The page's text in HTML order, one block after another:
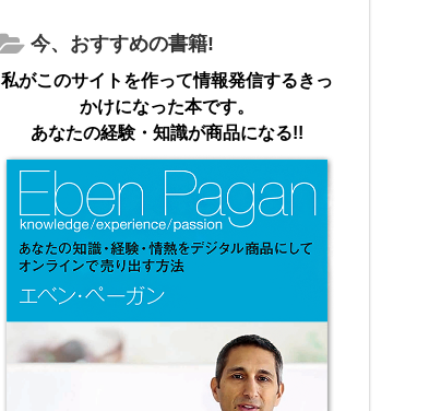
今、おすすめの書籍!
私がこのサイトを作って情報発信するきっ
かけになった本です。
あなたの経験・知識が商品になる!!